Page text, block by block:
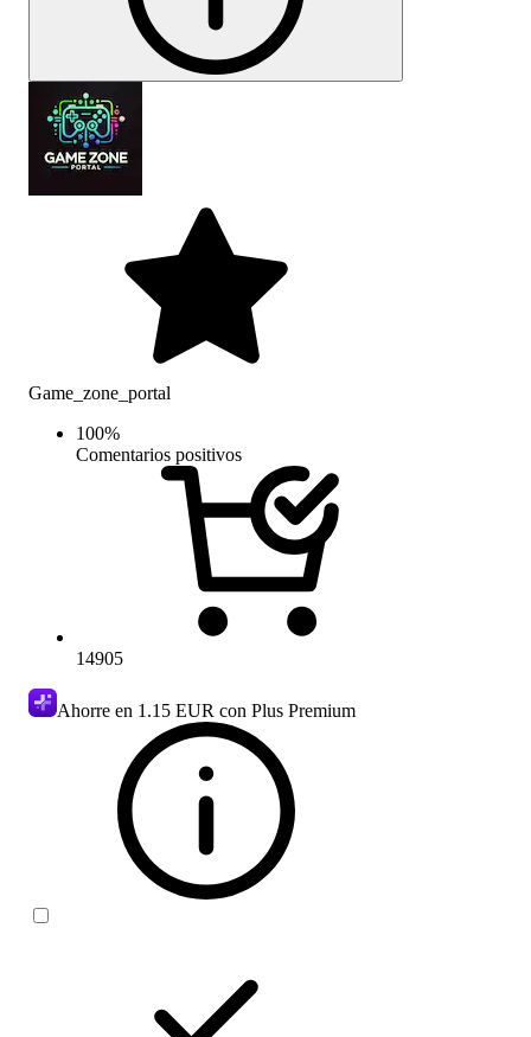
Game_zone_portal
100%
Comentarios positivos
14905
Ahorre en 1.15 EUR con Plus Premium